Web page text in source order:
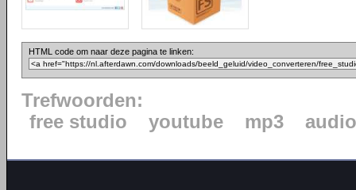
HTML code om naar deze pagina te linken:
Trefwoorden:
free studio
youtube mp3 audio